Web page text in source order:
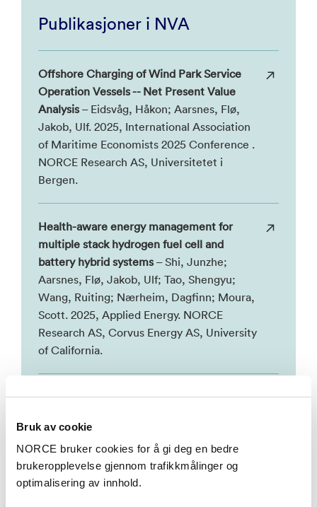
Bruk av cookie
NORCE bruker cookies for å gi deg en bedre
brukeropplevelse gjennom trafikkmålinger og
optimalisering av innhold.
Publikasjoner i NVA
Offshore Charging of Wind Park Service
Operation Vessels -- Net Present Value
Analysis – Eidsvåg, Håkon; Aarsnes, Flø,
Jakob, Ulf. 2025, International Association
of Maritime Economists 2025 Conference .
NORCE Research AS, Universitetet i
Bergen.
Health-aware energy management for
multiple stack hydrogen fuel cell and
battery hybrid systems – Shi, Junzhe;
Aarsnes, Flø, Jakob, Ulf; Tao, Shengyu;
Wang, Ruiting; Nærheim, Dagfinn; Moura,
Scott. 2025, Applied Energy. NORCE
Research AS, Corvus Energy AS, University
of California.
Multiple Time Scale Energy Management
Junzhe; Jiang, Shida; Aarsnes, Flø, Jakob,
Ulf; Nærheim, Dagfinn; Moura, Scott. 2024,
2024 European Control Conference. Corvus
Energy AS, NORCE Research AS, University